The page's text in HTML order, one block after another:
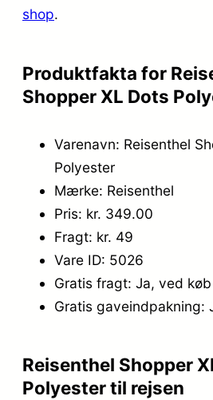
shop.
Produktfakta for
Shopper XL Dots
Varenavn: Reisenthel
Polyester
Mærke: Reisenthel
Pris: kr. 349.00
Fragt: kr. 49
Vare ID: 5026
Gratis fragt: Ja, ved
Gratis gaveindpakning:
Reisenthel Shopper
Polyester til rejsen